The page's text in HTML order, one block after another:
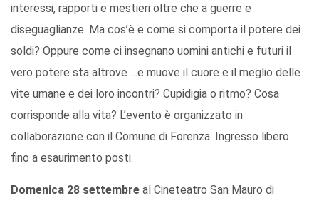
interessi, rapporti e mestieri oltre che a guerre e
diseguaglianze. Ma cos’è e come si comporta il potere dei
soldi? Oppure come ci insegnano uomini antichi e futuri il
vero potere sta altrove …e muove il cuore e il meglio delle
vite umane e dei loro incontri? Cupidigia o ritmo? Cosa
corrisponde alla vita? L’evento è organizzato in
collaborazione con il Comune di Forenza. Ingresso libero
fino a esaurimento posti.
Domenica 28 settembre al Cineteatro San Mauro di